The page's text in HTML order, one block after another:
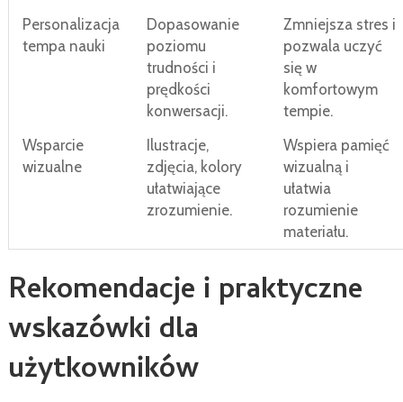
Personalizacja
tempa nauki
Dopasowanie
poziomu
trudności i
prędkości
konwersacji.
Zmniejsza stres i
pozwala uczyć
się w
komfortowym
tempie.
Wsparcie
wizualne
Ilustracje,
zdjęcia, kolory
ułatwiające
zrozumienie.
Wspiera pamięć
wizualną i
ułatwia
rozumienie
materiału.
Rekomendacje i praktyczne
wskazówki dla
użytkowników